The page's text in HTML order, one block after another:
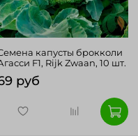
капусты брокколи
F1, Rijk Zwaan, 10 шт.
руб